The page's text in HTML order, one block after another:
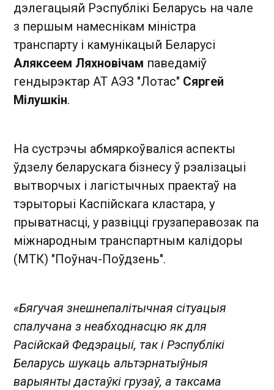
дэлегацыяй Рэспублікі Беларусь на чале
з першым намеснікам міністра
транспарту і камунікацый Беларусі
Аляксеем Ляхновічам паведаміў
гендырэктар АТ АЭЗ "Лотас" Сяргей
Мілушкін.
На сустрэчы абмяркоўваліся аспекты
ўдзелу беларускага бізнесу ў рэалізацыі
вытворчых і лагістычных праектаў на
тэрыторыі Каспійскага кластара, у
прыватнасці, у развіцці грузаперавозак па
міжнародным транспартным калідоры
(МТК) "Поўнач-Поўдзень".
«Бягучая знешнепалітычная сітуацыя
спалучана з неабходнасцю як для
Расійскай Федэрацыі, так і Рэспублікі
Беларусь шукаць альтэрнатыўныя
варыянты дастаўкі грузаў, а таксама